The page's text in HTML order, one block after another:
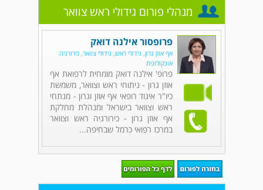
מנהלי פורום גידולי ראש צוואר
פרופסור אילנה דואק
אף אוזן גרון, גידולי ראש, גידולי צוואר, כירורגיה
אונקולוגית
פרופ' אילנה דואק מומחית לרפואת אף
אוזן גרון - ניתוחי ראש וצוואר, משמשת
כיו"ר איגוד רופאי אף אוזן וגרון - מנתחי
ראש וצוואר בישראל ומנהלת מחלקת
אף אוזן גרון - כירורגיה ראש וצוואר
במרכז רפואי כרמל שבחיפה...